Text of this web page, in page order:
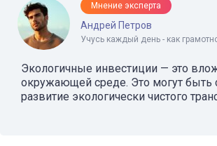
Мнение эксперта
Андрей Петров
Учусь каждый день - как
Экологичные инвестиции — это
окружающей среде. Это могут быть
развитие экологически чистого